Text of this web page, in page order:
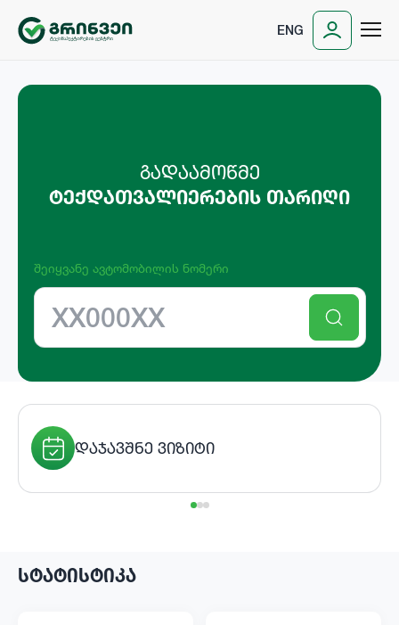
ENG
ᲒᲐᲓᲐᲐᲛᲝᲬᲛᲔ
ᲢᲔᲥᲓᲐᲗᲕᲐᲚᲘᲔᲠᲔᲑᲘᲡ ᲗᲐᲠᲘᲦᲘ
შეიყვანე ავტომობილის ნომერი
ᲓᲐᲯᲐᲕᲨᲜᲔ ᲕᲘᲖᲘᲢᲘ
ᲡᲢᲐᲢᲘᲡᲢᲘᲙᲐ